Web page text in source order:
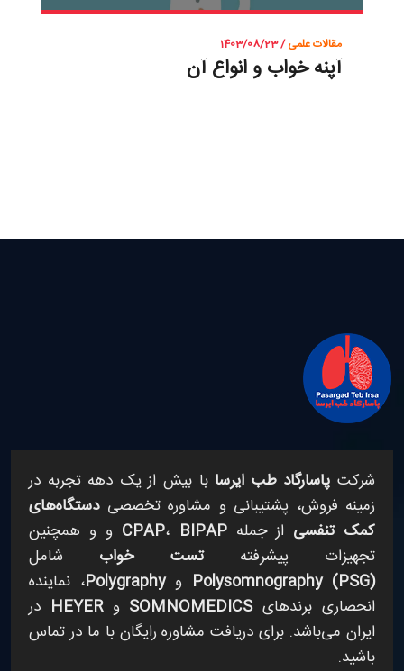
مقالات علمی/ 1403/08/23
آپنه خواب و انواع آن
شرکت پاسارگاد طب ایرسا با بیش از یک دهه تجربه در
زمینه فروش، پشتیبانی و مشاوره تخصصیدستگاه‌های
کمک تنفسی از جمله CPAP، BIPAP و و همچنین
تجهیزات پیشرفتهتست خواب شامل
Polysomnography (PSG) وPolygraphy، نماینده
انحصاری برندهایSOMNOMEDICS وHEYER در
ایران می‌باشد. برای دریافت مشاوره رایگان با ما در تماس
باشید.